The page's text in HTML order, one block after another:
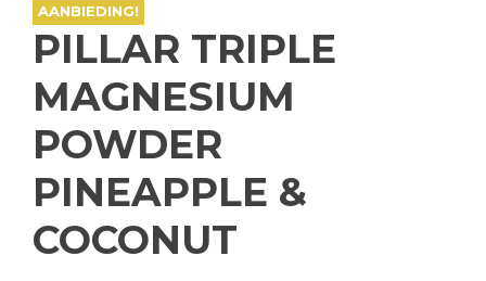
AANBIEDING!
PILLAR TRIPLE
MAGNESIUM
POWDER
PINEAPPLE &
COCONUT